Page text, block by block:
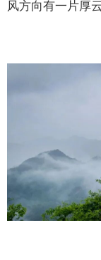
风方向有一片厚